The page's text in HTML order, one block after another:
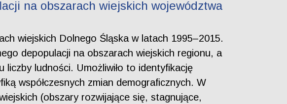
na obszarach wiejskich województwa
wiejskich Dolnego Śląska w latach 1995–2015.
depopulacji na obszarach wiejskich regionu, a
ludności. Umożliwiło to identyfikację
współczesnych zmian demograficznych. W
(obszary rozwijające się, stagnujące,